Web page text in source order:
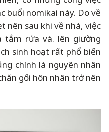
buổi nomikai này. Do về
nên sau khi về nhà, việc
tắm rửa và. lên giường
sinh hoạt rất phổ biến
chính là nguyên nhân
gối hôn nhân trở nên